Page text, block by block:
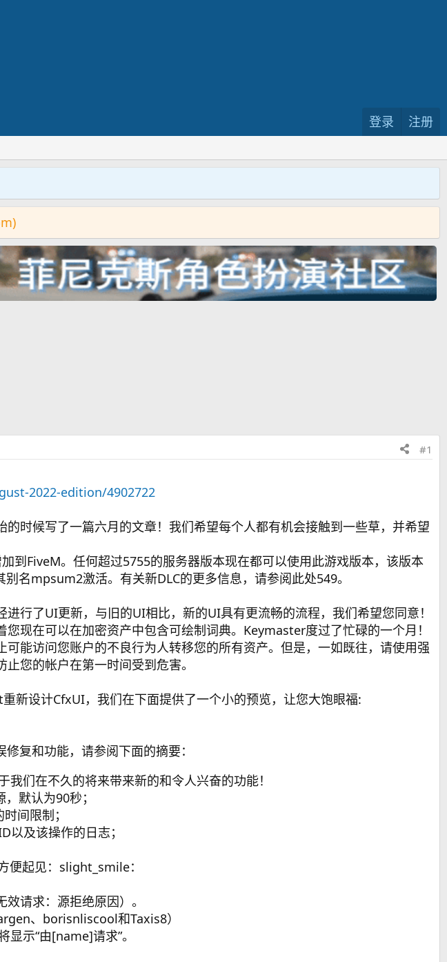
登录 注册
#1
2022-edition/4902722
时候写了一篇六月的文章！我们希望每个人都有机会接触到一些草，并希望
到FiveM。任何超过5755的服务器版本现在都可以使用此游戏版本，该版本
名mpsum2激活。有关新DLC的更多信息，请参阅此处549。
行了UI更新，与旧的UI相比，新的UI具有更流畅的流程，我们希望您同意！
现在可以在加密资产中包含可绘制词典。Keymaster度过了忙碌的一个月！
能访问您账户的不良行为人转移您的所有资产。但是，一如既往，请使用强
您的帐户在第一时间受到危害。
新设计CfxUI，我们在下面提供了一个小的预览，让您大饱眼福:
复和功能，请参阅下面的摘要：
们在不久的将来带来新的和令人兴奋的功能！
默认为90秒；
间限制；
及该操作的日志；
便起见：slight_smile：
请求：源拒绝原因）。
、borisnliscool和Taxis8）
示“由[name]请求”。